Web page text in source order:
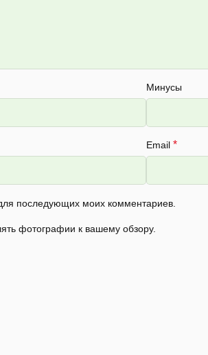
Минусы
Email *
последующих моих комментариев.
фотографии к вашему обзору.